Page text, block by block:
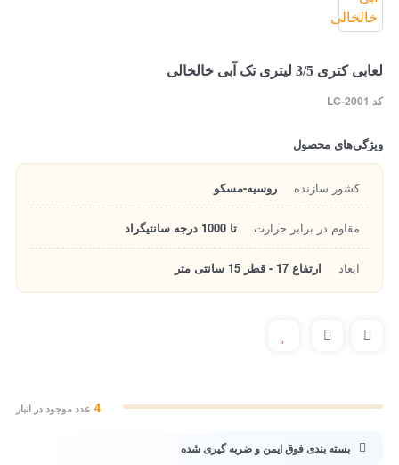
لعابی کتری 3/5 لیتری تک آبی خالخالی
کد LC-2001
ویژگی‌های محصول
کشور سازنده روسیه-مسکو
مقاوم در برابر حرارت تا 1000 درجه سانتیگراد
ابعاد ارتفاع 17 - قطر 15 سانتی متر
4 عدد موجود در انبار
بسته بندی فوق ایمن و ضربه گیری شده